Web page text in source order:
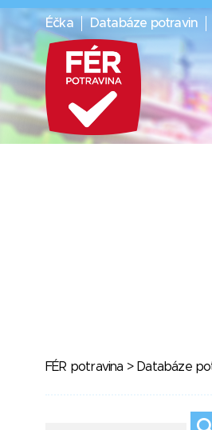
Éčka Databáze potravin
FÉR potravina > Databáze